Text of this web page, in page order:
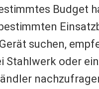
Budget
suchen,
Stahlwerk oder